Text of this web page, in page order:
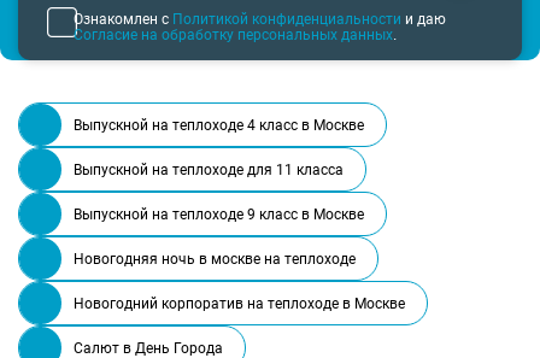
Ознакомлен с Политикой конфиденциальности и даю
Согласие на обработку персональных данных.
Выпускной на теплоходе 4 класс в Москве
Выпускной на теплоходе для 11 класса
Выпускной на теплоходе 9 класс в Москве
Новогодняя ночь в москве на теплоходе
Новогодний корпоратив на теплоходе в Москве
Салют в День Города